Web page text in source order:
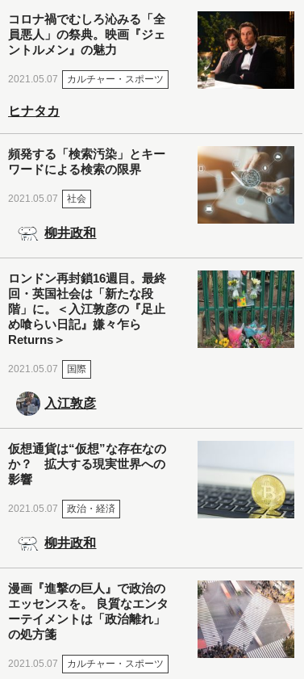
コロナ禍でむしろ沁みる「全
員悪人」の祭典。映画『ジェ
ントルメン』の魅力
2021.05.07 カルチャー・スポーツ
ヒナタカ
頻発する「検索汚染」とキー
ワードによる検索の限界
2021.05.07 社会
柳井政和
ロンドン再封鎖16週目。最終
回・英国社会は「新たな段
階」に。＜入江敦彦の『足止
め喰らい日記』嫌々乍ら
Returns＞
2021.05.07 国際
入江敦彦
仮想通貨は“仮想”な存在なの
か？ 拡大する現実世界への
影響
2021.05.07 政治・経済
柳井政和
漫画『進撃の巨人』で政治の
エッセンスを。 良質なエンタ
ーテイメントは「政治離れ」
の処方箋
2021.05.07 カルチャー・スポーツ